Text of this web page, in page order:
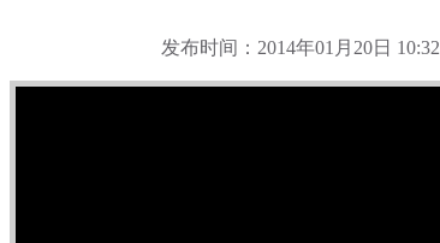
发布时间：2014年01月20日 10:32